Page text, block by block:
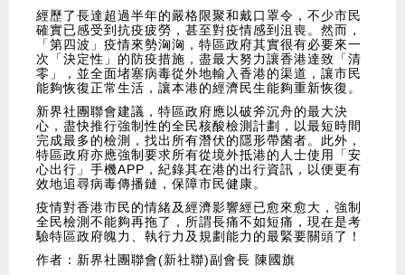
經歷了長達超過半年的嚴格限聚和戴口罩令，不少市民
確實已感受到抗疫疲勞，甚至對疫情感到沮喪。然而，
「第四波」疫情來勢洶洶，特區政府其實很有必要來一
次「決定性」的防疫措施，盡最大努力讓香港達致「清
零」，並全面堵塞病毒從外地輸入香港的渠道，讓市民
能夠恢復正常生活，讓本港的經濟民生能夠重新恢復。
新界社團聯會建議，特區政府應以破斧沉舟的最大決
心，盡快推行強制性的全民核酸檢測計劃，以最短時間
完成最多的檢測，找出所有潛伏的隱形帶菌者。此外，
特區政府亦應強制要求所有從境外抵港的人士使用「安
心出行」手機APP，紀錄其在港的出行資訊，以便更有
效地追尋病毒傳播鏈，保障市民健康。
疫情對香港市民的情緒及經濟影響經已愈來愈大，強制
全民檢測不能夠再拖了，所謂長痛不如短痛，現在是考
驗特區政府魄力、執行力及規劃能力的最緊要關頭了！
作者：新界社團聯會(新社聯)副會長 陳國旗